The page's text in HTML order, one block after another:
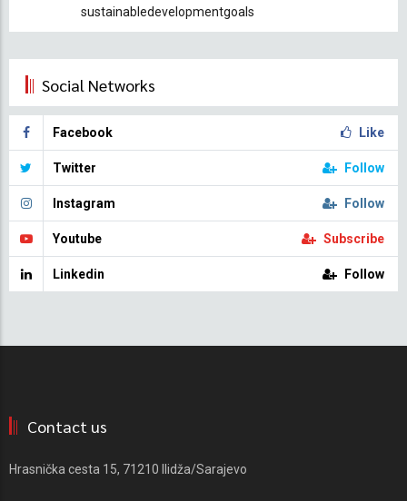
sustainabledevelopmentgoals
Social Networks
Facebook Like
Twitter Follow
Instagram Follow
Youtube Subscribe
Linkedin Follow
Contact us
Hrasnička cesta 15, 71210 Ilidža/Sarajevo